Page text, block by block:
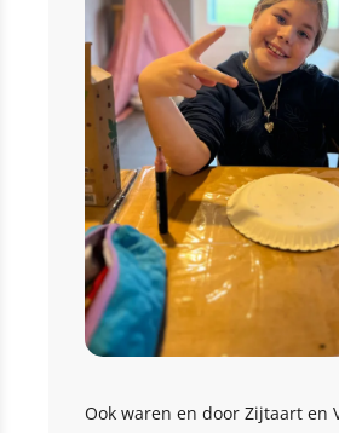
Ook waren en door Zijtaart en